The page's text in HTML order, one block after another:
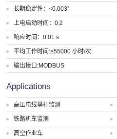
长期稳定性：<0.003°
上电启动时间：0.2
响应时间：0.01 s
平均工作时间:≥55000 小时/次
输出接口:MODBUS
Applications
高压电线塔杆监测
铁路机车监测
高空作业车